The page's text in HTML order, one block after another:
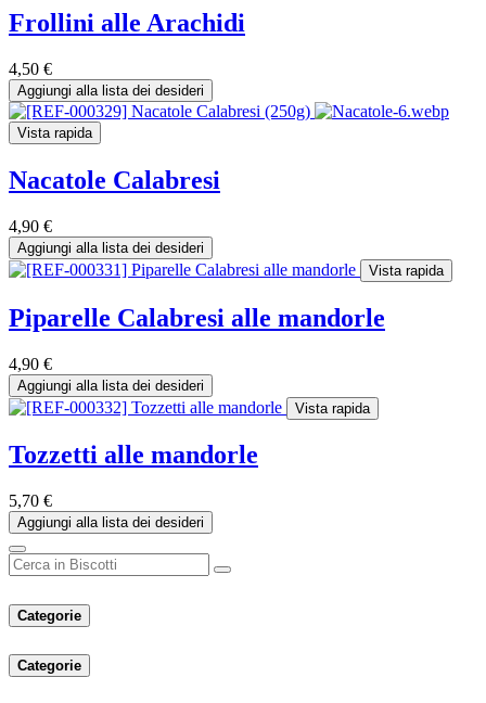
Frollini alle Arachidi
4,50 €
Aggiungi alla lista dei desideri
Vista rapida
Nacatole Calabresi
4,90 €
Aggiungi alla lista dei desideri
Vista rapida
Piparelle Calabresi alle mandorle
4,90 €
Aggiungi alla lista dei desideri
Vista rapida
Tozzetti alle mandorle
5,70 €
Aggiungi alla lista dei desideri
Categorie
Categorie